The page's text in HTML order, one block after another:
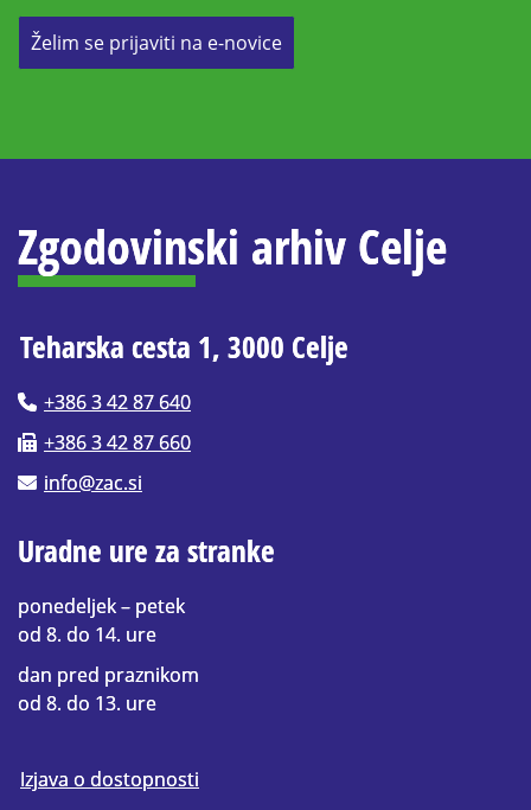
Želim se prijaviti na e-novice
Zgodovinski arhiv Celje
Teharska cesta 1, 3000 Celje
+386 3 42 87 640
+386 3 42 87 660
info@zac.si
Uradne ure za stranke
ponedeljek – petek
od 8. do 14. ure
dan pred praznikom
od 8. do 13. ure
Izjava o dostopnosti